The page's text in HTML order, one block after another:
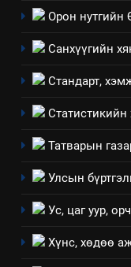
Орон нутгийн
Санхүүгийн
Стандарт,
Статистикийн
Татварын
Улсын
Ус, цаг уур,
Хүнс, хөдөө
2
3